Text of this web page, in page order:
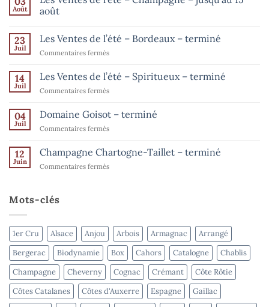
Août
août
sur
Ventes
–
–
15
août
23
Juil
Les Ventes de l’été – Bordeaux – terminé
Commentaires ferméssur
Ventes
de
l’été
Bordeaux
14
Juil
Les Ventes de l’été – Spiritueux – terminé
Commentaires ferméssur
Ventes
de
l’été
Spiritueux
04
Juil
Domaine Goisot – terminé
Commentaires ferméssur
Goisot
–
terminé
12
Juin
Champagne Chartogne-Taillet – terminé
Commentaires ferméssur
Mots-clés
1er Cru Alsace Anjou Arbois Armagnac
Arrangé
Bergerac
Biodynamie Box Cahors Catalogne
Chablis
Champagne
Cheverny Cognac Crémant
Côte Rôtie
Côtes Catalanes
Côtes d'Auxerre Espagne
Gaillac